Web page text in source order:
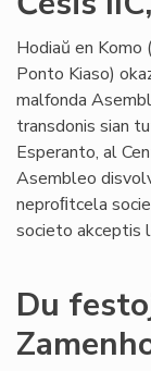
Hodiaŭ en Komo
Ponto Kiaso)
malfonda
transdonis sian
Esperanto, al
Asembleo
neproﬁtcela
societo akceptis
Du